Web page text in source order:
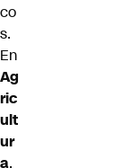
co
s.
En
Ag
ric
ult
ur
a,